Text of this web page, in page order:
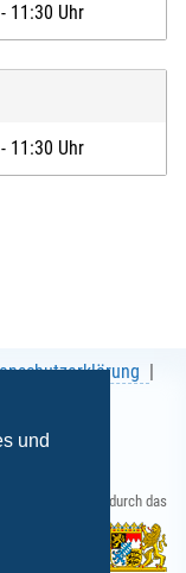
und
11:30 Uhr
11:30 Uhr
Gefördert durch das